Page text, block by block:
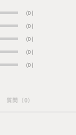
(0)
(0)
(0)
(0)
(0)
質問 （0）